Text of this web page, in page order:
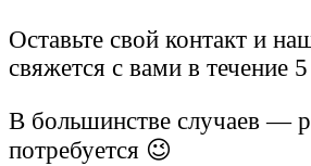
Оставьте свой контакт и
свяжется с вами в течение
В большинстве случаев —
потребуется 😉